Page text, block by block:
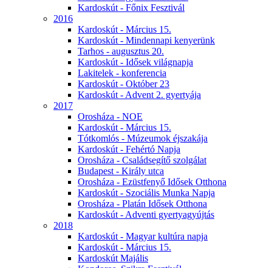
Kardoskút - Főnix Fesztivál
2016
Kardoskút - Március 15.
Kardoskút - Mindennapi kenyerünk
Tarhos - augusztus 20.
Kardoskút - Idősek világnapja
Lakitelek - konferencia
Kardoskút - Október 23
Kardoskút - Advent 2. gyertyája
2017
Orosháza - NOE
Kardoskút - Március 15.
Tótkomlós - Múzeumok éjszakája
Kardoskút - Fehértó Napja
Orosháza - Családsegítő szolgálat
Budapest - Király utca
Orosháza - Ezüstfenyő Idősek Otthona
Kardoskút - Szociális Munka Napja
Orosháza - Platán Idősek Otthona
Kardoskút - Adventi gyertyagyújtás
2018
Kardoskút - Magyar kultúra napja
Kardoskút - Március 15.
Kardoskút Majális